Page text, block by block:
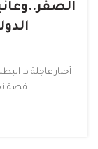
أخبار عاجلة د.
قصة